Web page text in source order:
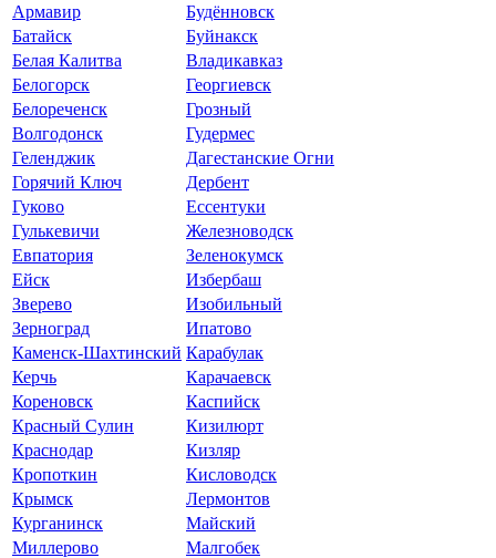
Армавир
Будённовск
Батайск
Буйнакск
Белая Калитва
Владикавказ
Белогорск
Георгиевск
Белореченск
Грозный
Волгодонск
Гудермес
Геленджик
Дагестанские Огни
Горячий Ключ
Дербент
Гуково
Ессентуки
Гулькевичи
Железноводск
Евпатория
Зеленокумск
Ейск
Избербаш
Зверево
Изобильный
Зерноград
Ипатово
Каменск-Шахтинский Карабулак
Керчь
Карачаевск
Кореновск
Каспийск
Красный Сулин
Кизилюрт
Краснодар
Кизляр
Кропоткин
Кисловодск
Крымск
Лермонтов
Курганинск
Майский
Миллерово
Малгобек